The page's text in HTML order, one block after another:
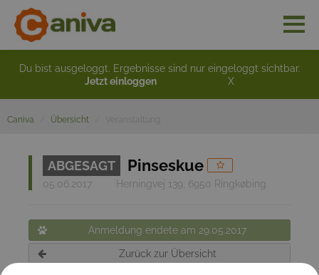
Du bist ausgeloggt. Ergebnisse sind nur eingeloggt sichtbar.
Jetzt einloggen
X
Caniva Übersicht
ABGESAGT Pinseskue
05.06.2017 Herningvej 139, 6950 Ringkøbing
Anmeldung endete am 29.05.2017
Zurück zur Übersicht